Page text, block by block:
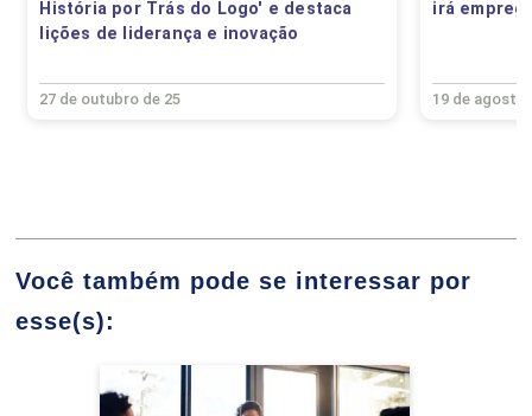
75
LARISSA MACIEL GONCALVES SILVA
História por Trás do Logo' e destaca
lições de liderança e inovação
27 de outubro de 25
irá
19 de agosto
Você também pode se interessar por
esse(s):
Administração